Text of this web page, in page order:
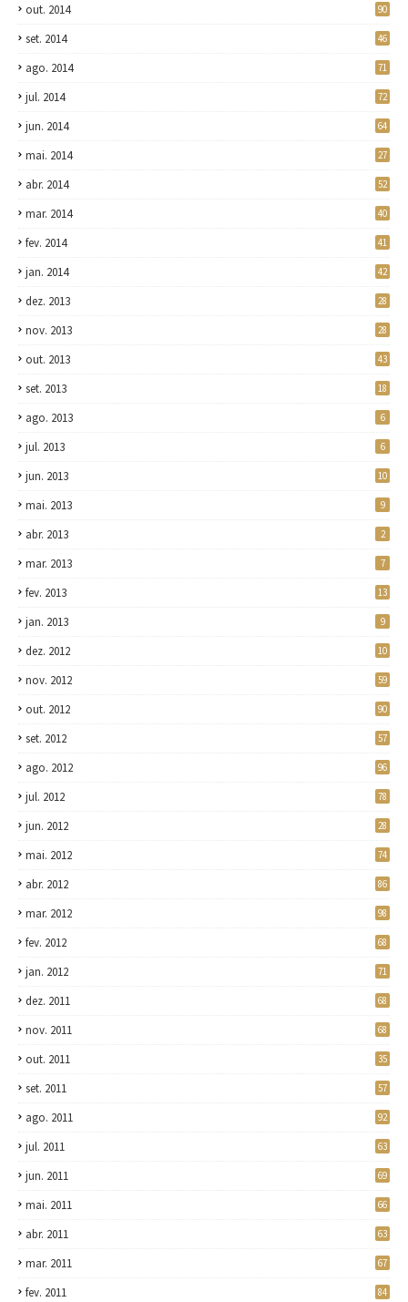
out. 2014 90
set. 2014 46
ago. 2014 71
jul. 2014 72
jun. 2014 64
mai. 2014 27
abr. 2014 52
mar. 2014 40
fev. 2014 41
jan. 2014 42
dez. 2013 28
nov. 2013 28
out. 2013 43
set. 2013 18
ago. 2013 6
jul. 2013 6
jun. 2013 10
mai. 2013 9
abr. 2013 2
mar. 2013 7
fev. 2013 13
jan. 2013 9
dez. 2012 10
nov. 2012 59
out. 2012 90
set. 2012 57
ago. 2012 96
jul. 2012 78
jun. 2012 28
mai. 2012 74
abr. 2012 86
mar. 2012 98
fev. 2012 68
jan. 2012 71
dez. 2011 68
nov. 2011 68
out. 2011 35
set. 2011 57
ago. 2011 92
jul. 2011 63
jun. 2011 69
mai. 2011 66
abr. 2011 63
mar. 2011 67
fev. 2011 84